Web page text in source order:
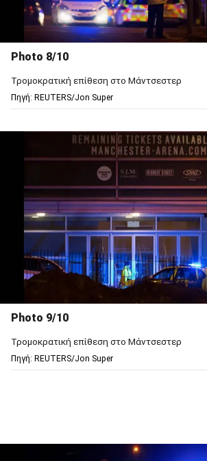
Photo 8/10
Τρομοκρατική επίθεση στο Μάντσεστερ
Πηγή: REUTERS/Jon Super
Photo 9/10
Τρομοκρατική επίθεση στο Μάντσεστερ
Πηγή: REUTERS/Jon Super